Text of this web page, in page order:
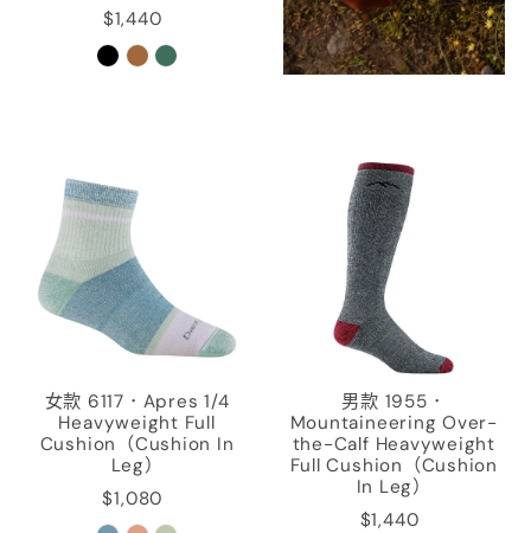
$1,440
女款 6117．Apres 1/4
Heavyweight Full
Cushion（Cushion In
Leg）
$1,080
男款 1955．
Mountaineering Over-
the-Calf Heavyweight
Full Cushion（Cushion
In Leg）
$1,440